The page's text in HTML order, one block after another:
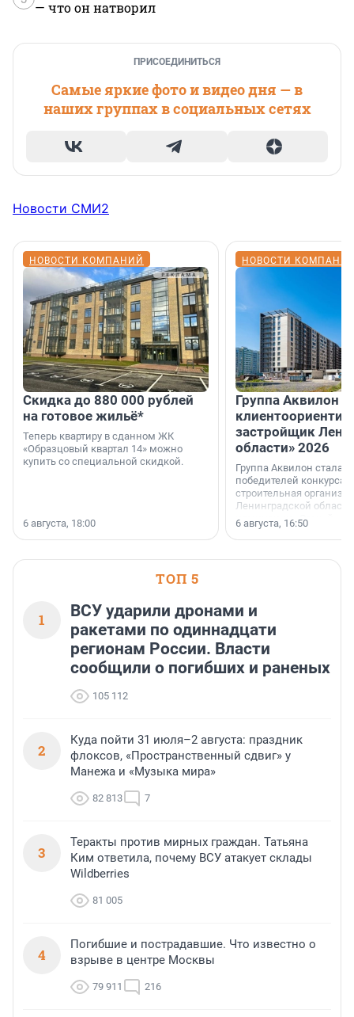
— что он натворил
ПРИСОЕДИНИТЬСЯ
Самые яркие фото и видео дня — в
наших группах в социальных сетях
Новости СМИ2
НОВОСТИ КОМПАНИЙ
Скидка до 880 000 рублей
на готовое жильё*
Теперь квартиру в сданном ЖК
«Образцовый квартал 14» можно
купить со специальной скидкой.
6 августа, 18:00
НОВОСТИ
Группа Аквилон
застройщик
области» 2026
Группа Аквилон стала
победителей конкурса
строительная
Ленинградской области
номинации «Самый
застройщик
области».
6 августа, 16:50
ТОП 5
1
ВСУ ударили дронами и
ракетами по одиннадцати
регионам России. Власти
сообщили о погибших и раненых
105 112
2
Куда пойти 31 июля–2 августа: праздник
флоксов, «Пространственный сдвиг» у
Манежа и «Музыка мира»
82 813 7
3
Теракты против мирных граждан. Татьяна
Ким ответила, почему ВСУ атакует склады
Wildberries
81 005
4
Погибшие и пострадавшие. Что известно о
взрыве в центре Москвы
79 911 216